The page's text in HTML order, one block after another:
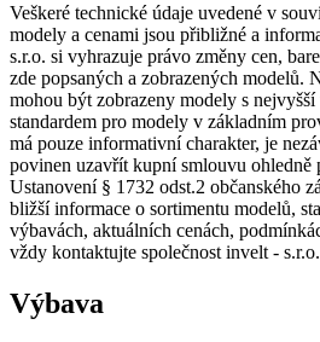
Veškeré technické údaje uvedené v
modely a cenami jsou přibližné a
s.r.o. si vyhrazuje právo změny cen,
zde popsaných a zobrazených modelů.
mohou být zobrazeny modely s
standardem pro modely v základním
má pouze informativní charakter, je
povinen uzavřít kupní smlouvu ohledně
Ustanovení § 1732 odst.2 občanského
bližší informace o sortimentu modelů,
výbavách, aktuálních cenách,
vždy kontaktujte společnost invelt - s.r.o.
Výbava